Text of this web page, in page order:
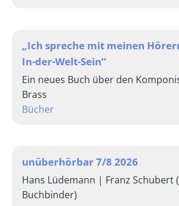
„Ich spreche mit meinen
In-der-Welt-Sein“
Ein neues Buch über den
Brass
Bücher
unüberhörbar 7/8 2026
Hans Lüdemann | Franz Schubert
Buchbinder)